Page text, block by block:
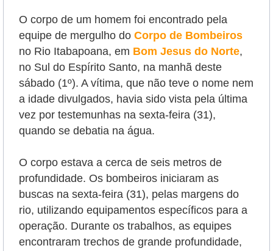
O corpo de um homem foi encontrado pela
equipe de mergulho do Corpo de Bombeiros
no Rio Itabapoana, em Bom Jesus do Norte,
no Sul do Espírito Santo, na manhã deste
sábado (1º). A vítima, que não teve o nome nem
a idade divulgados, havia sido vista pela última
vez por testemunhas na sexta-feira (31),
quando se debatia na água.
O corpo estava a cerca de seis metros de
profundidade. Os bombeiros iniciaram as
buscas na sexta-feira (31), pelas margens do
rio, utilizando equipamentos específicos para a
operação. Durante os trabalhos, as equipes
encontraram trechos de grande profundidade,